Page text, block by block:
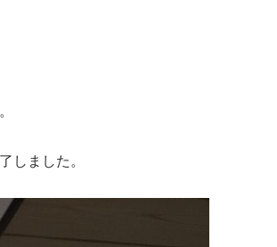
しました。